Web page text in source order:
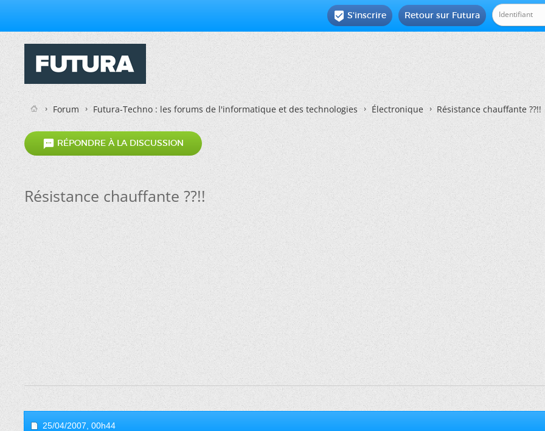
Retour sur Futura
 S'inscrire
Forum Futura-Techno : les forums de l'informatique et des technologies Électronique Résistance chauffante ??!!
 RÉPONDRE À LA DISCUSSION
Résistance chauffante ??!!
25/04/2007, 00h44